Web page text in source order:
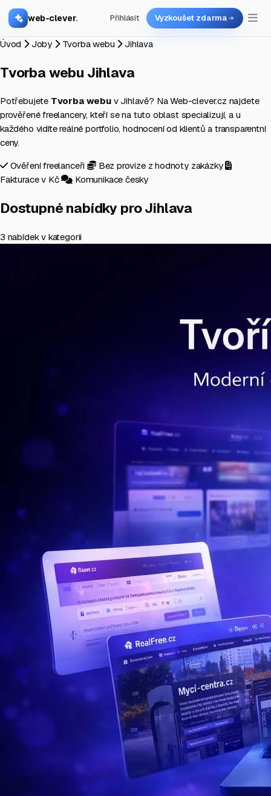
web-clever. Přihlásit Vyzkoušet zdarma
Úvod Joby Tvorba webu Jihlava
Tvorba webu Jihlava
Potřebujete Tvorba webuv Jihlavě? Na Web-clever.cz najdete
prověřené freelancery, kteří se na tuto oblast specializují, a u
každého vidíte reálné portfolio, hodnocení od klientů a transparentní
ceny.
Ověření freelanceři
Bez provize z hodnoty zakázky
Fakturace v Kč
Komunikace česky
Dostupné nabídky pro Jihlava
3 nabídek v kategorii